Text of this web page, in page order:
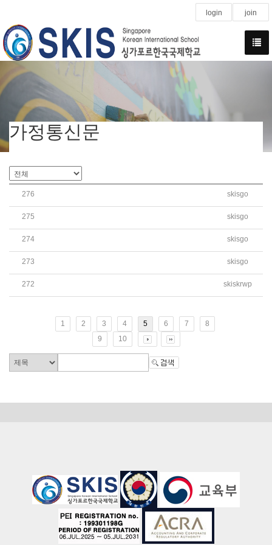
login join
가정통신문
276 skisgo
275 [학운위]2026학년도 학교운영위원회 위원 선출 결과 안내
skisgo
274 [학운위]2026학년도 학교운영위원회 학부모위원 당선자
skisgo
273 [학운위]2026학년도 학교운영위원회 학부모위원 입후보자
skisgo
272 skiskrwp
1 2 3 4 5 6 7
8
9
10